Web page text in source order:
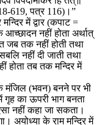
619, पत्र 116)।”
में द्वार (कपाट =
नहीं होता अर्थात्
जब तक नहीं होती तथा
नहीं दी जाती तथा
होता तब तक मन्दिर में
मंजिल (भवन) बनने पर भी
का ऊपरी भाग बनता
नहीं कहा जा सकता।
अयोध्या के राम मन्दिर में